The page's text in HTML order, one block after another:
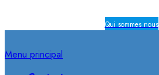
Qui sommes nous
Menu principal